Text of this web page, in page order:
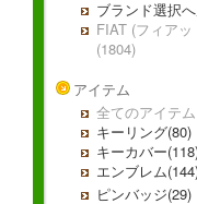
ブランド選択
FIAT (フィアッ
(1804)
アイテム
全てのアイテム
キーリング(80)
キーカバー
エンブレム
ピンバッジ(29)